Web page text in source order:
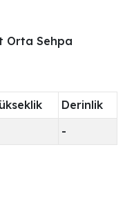
Orta Sehpa
Derinlik
-